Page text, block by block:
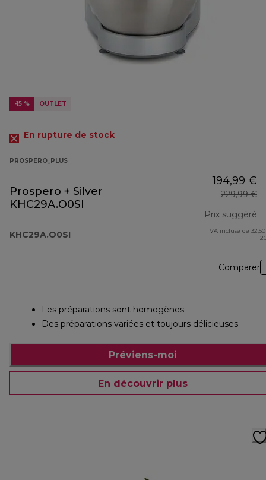
-15 % OUTLET
En rupture de stock
PROSPERO_PLUS
Prospero + Silver
KHC29A.O0SI
KHC29A.O0SI
194,99 €
229,99 €
Prix suggéré
TVA incluse de
Comparer
Les préparations sont homogènes
Des préparations variées et toujours délicieuses
Préviens-moi
En découvrir plus